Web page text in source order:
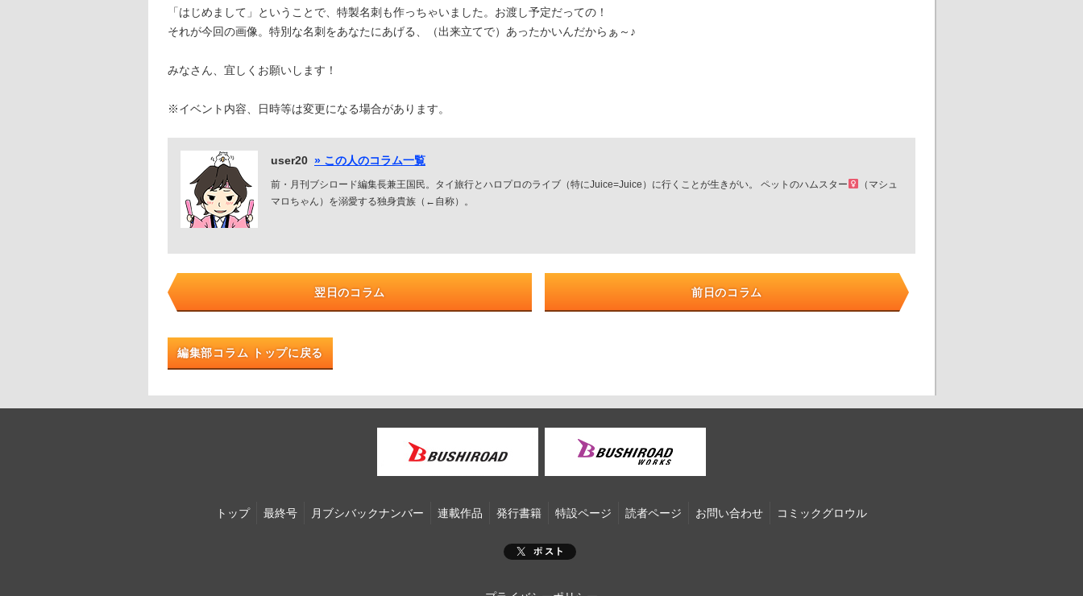
「はじめまして」ということで、特製名刺も作っちゃいました。お渡し予定だっての！
それが今回の画像。特別な名刺をあなたにあげる、（出来立てで）あったかいんだからぁ～♪
みなさん、宜しくお願いします！
※イベント内容、日時等は変更になる場合があります。
user20 » この人のコラム一覧
前・月刊ブシロード編集長兼王国民。タイ旅行とハロプロのライブ（特にJuice=Juice）に行くことが生きがい。 ペットのハムスター
（マシュ
マロちゃん）を溺愛する独身貴族（←自称）。
翌日のコラム 前日のコラム
編集部コラム トップに戻る
トップ 最終号 月ブシバックナンバー 連載作品 発行書籍 特設ページ 読者ページ お問い合わせ コミックグロウル